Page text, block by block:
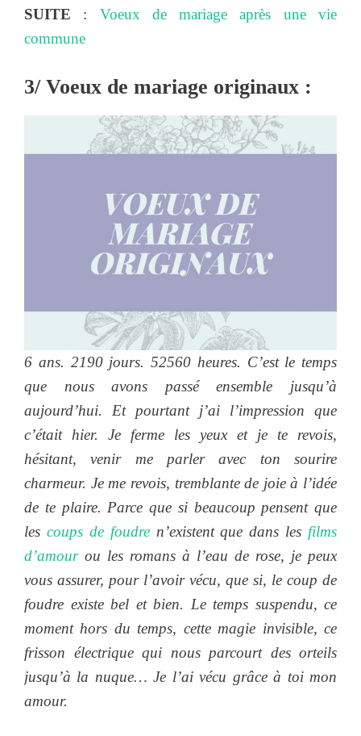
SUITE : Voeux de mariage après une vie
commune
3/ Voeux de mariage originaux :
6 ans. 2190 jours. 52560 heures. C’est le temps
que nous avons passé ensemble jusqu’à
aujourd’hui. Et pourtant j’ai l’impression que
c’était hier. Je ferme les yeux et je te revois,
hésitant, venir me parler avec ton sourire
charmeur. Je me revois, tremblante de joie à l’idée
de te plaire. Parce que si beaucoup pensent que
les coups de foudren’existent que dans les films
d’amourou les romans à l’eau de rose, je peux
vous assurer, pour l’avoir vécu, que si, le coup de
foudre existe bel et bien. Le temps suspendu, ce
moment hors du temps, cette magie invisible, ce
frisson électrique qui nous parcourt des orteils
jusqu’à la nuque… Je l’ai vécu grâce à toi mon
amour.